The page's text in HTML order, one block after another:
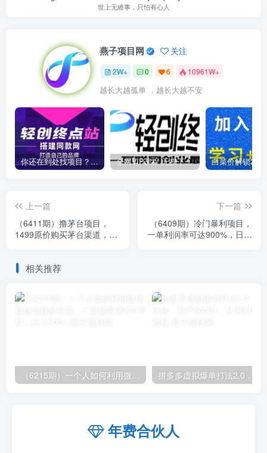
世上无难事，只怕有心人
燕子项目网 关注
2W+ 0 6 10961W+
越长大越孤单 ，越长大越不安
你还在到处找项目？还在当韭菜？我靠卖项目一个月收入5万+，曾经我也是个失败者。 全网VIP课程 无损下载~
上一篇
（6411期）撸茅台项目，
1499原价购买茅台渠道，渠
下一篇
（6409期）冷门暴利项目，
一单利润率可达900%，日入
相关推荐
年费合伙人